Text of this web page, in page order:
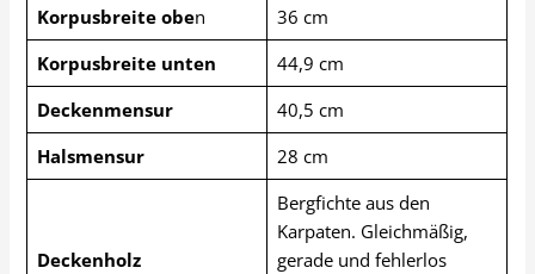
Korpusbreite oben
36 cm
Korpusbreite unten
44,9 cm
Deckenmensur
40,5 cm
Halsmensur
28 cm
Deckenholz
Bergfichte aus den
Karpaten. Gleichmäßig,
gerade und fehlerlos